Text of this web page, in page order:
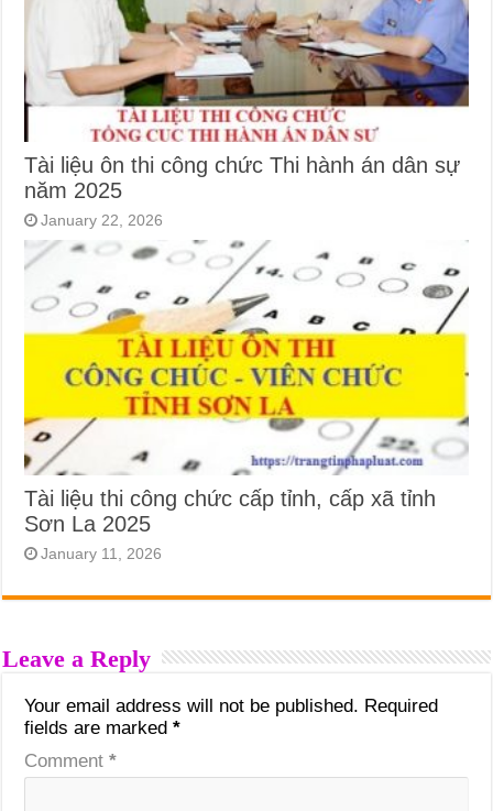
Tài liệu ôn thi công chức Thi hành án dân sự
năm 2025
January 22, 2026
Tài liệu thi công chức cấp tỉnh, cấp xã tỉnh
Sơn La 2025
January 11, 2026
Leave a Reply
Your email address will not be published. Required
fields are marked*
Comment*